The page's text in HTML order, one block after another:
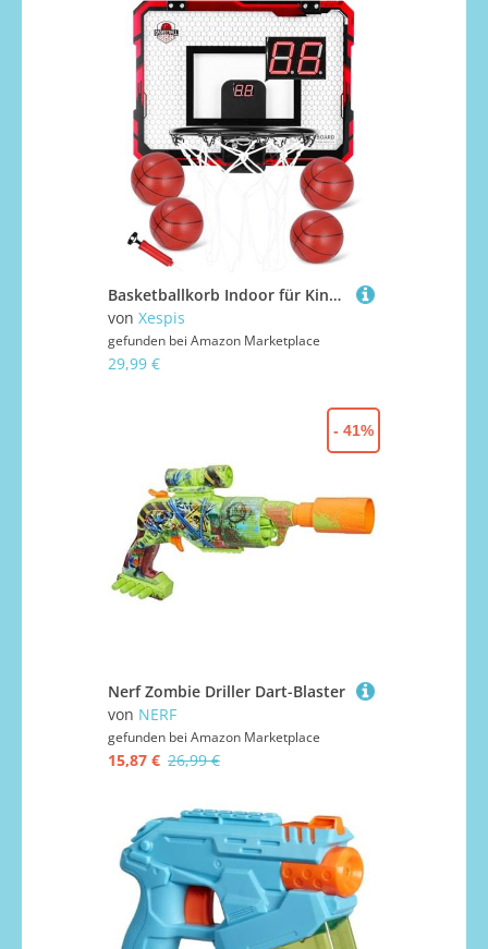
Basketballkorb Indoor für Kinder Basketball Korb im Zimmer Wandmontage mit Elektronische Anzeigetafel, 4 Balls und Luftpumpe, Basketballkörbe tür Set Sport Spielzeug für Jungen Outdoor Indoor
von Xespis
gefunden bei Amazon Marketplace
29,99 €
Nerf Zombie Driller Dart-Blaster
von NERF
gefunden bei Amazon Marketplace
15,87 € 26,99 €
- 41%